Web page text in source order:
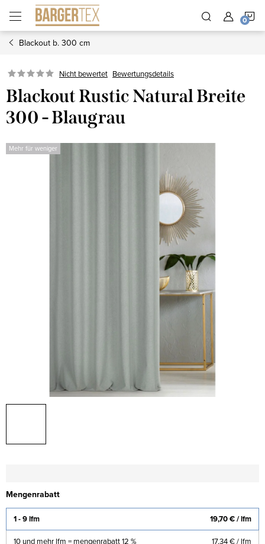
Inhalt
springen
Blackout b. 300 cm
Nicht bewertet Bewertungsdetails
Blackout Rustic Natural Breite
300 - Blaugrau
Mehr für weniger
Mengenrabatt
1 - 9 lfm 19,70 €/ lfm
10 und mehr lfm = mengenrabatt 12 % 17,34 €/ lfm